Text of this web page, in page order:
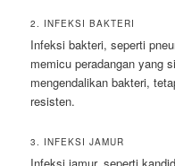
2. INFEKSI BAKTERI
Infeksi bakteri, seperti
memicu peradangan yang
mengendalikan bakteri,
resisten.
3. INFEKSI JAMUR
Infeksi jamur, seperti